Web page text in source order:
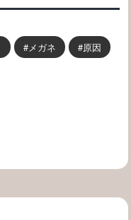
メガネ 原因